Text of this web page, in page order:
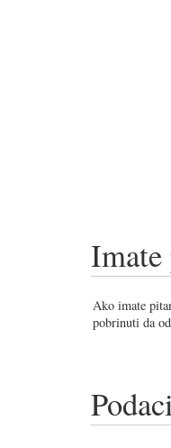
Imate
Ako imate
pobrinuti da